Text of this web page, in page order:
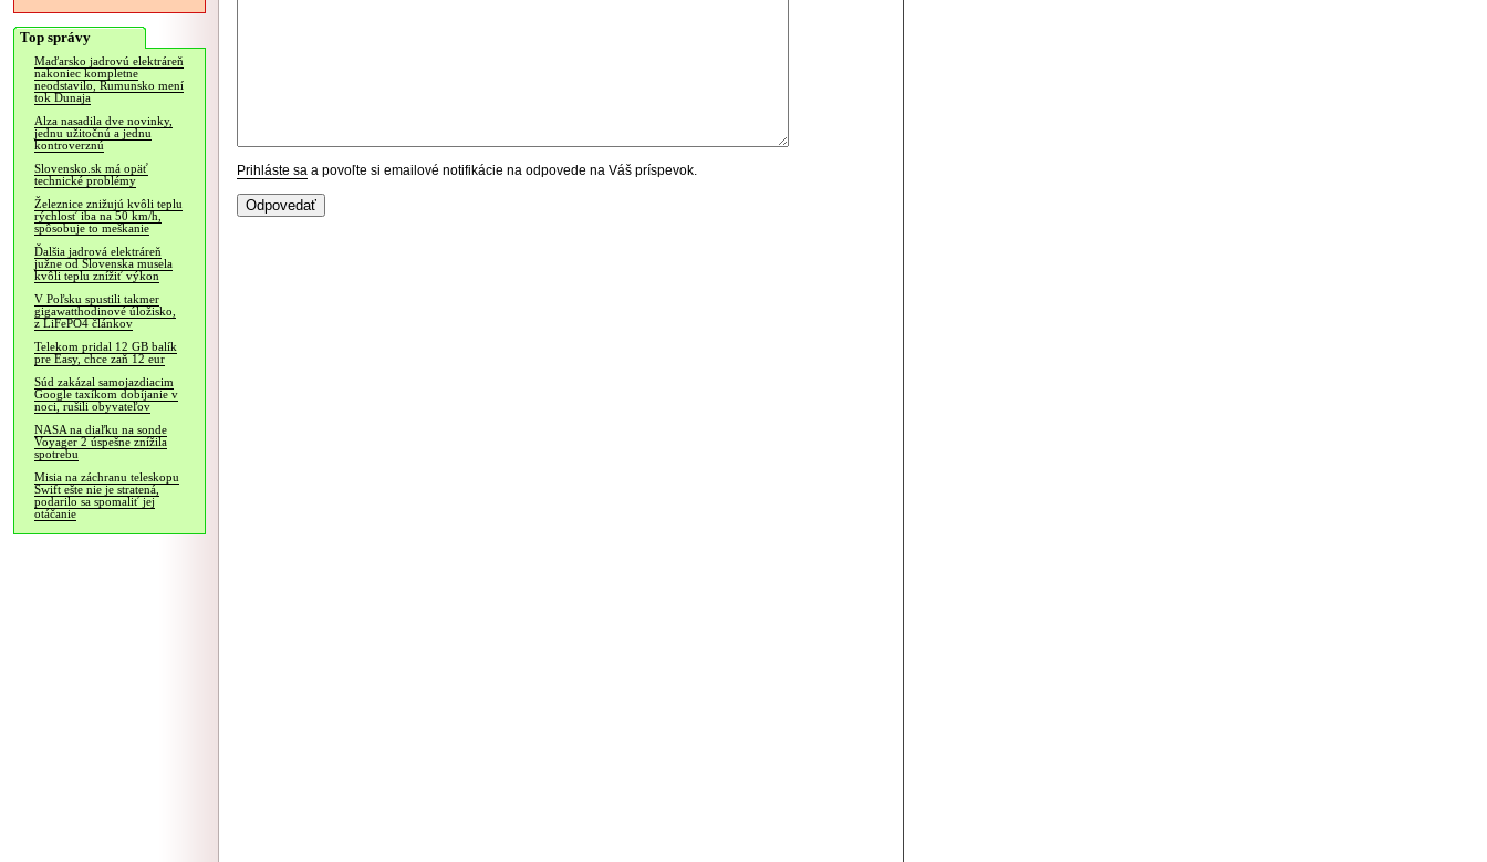
Top správy
Maďarsko jadrovú elektráreň
nakoniec kompletne
neodstavilo, Rumunsko mení
tok Dunaja
Alza nasadila dve novinky,
jednu užitočnú a jednu
kontroverznú
Slovensko.sk má opäť
technické problémy
Železnice znižujú kvôli teplu
rýchlosť iba na 50 km/h,
spôsobuje to meškanie
Ďalšia jadrová elektráreň
južne od Slovenska musela
kvôli teplu znížiť výkon
V Poľsku spustili takmer
gigawatthodinové úložisko,
z LiFePO4 článkov
Telekom pridal 12 GB balík
pre Easy, chce zaň 12 eur
Súd zakázal samojazdiacim
Google taxíkom dobíjanie v
noci, rušili obyvateľov
NASA na diaľku na sonde
Voyager 2 úspešne znížila
spotrebu
Misia na záchranu teleskopu
Swift ešte nie je stratená,
podarilo sa spomaliť jej
otáčanie
Prihláste sa a povoľte si emailové notifikácie na odpovede na Váš príspevok.